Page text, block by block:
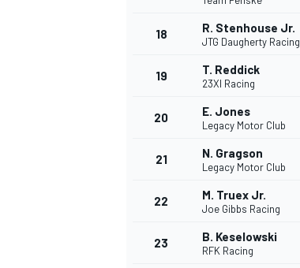
18 R. Stenhouse Jr.
JTG Daugherty Racing
19 T. Reddick
23XI Racing
20 E. Jones
Legacy Motor Club
21 N. Gragson
Legacy Motor Club
22 M. Truex Jr.
Joe Gibbs Racing
23 B. Keselowski
RFK Racing